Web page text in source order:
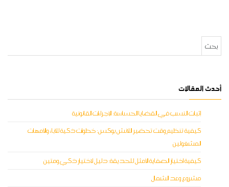
البحث عن:
أحدث المقالات
إثبات النسب في القضايا الحساسة: الإجراءات القانونية
كيفية تنظيم وقت تحضير اللانش بوكس: خطوات ذكية للآباء والأمهات
المشغولين
كيفية اختيار الصفاية الأمثل للحديقة: دليل لاختيار ذكي ومتين
مشروع وعد الشمال